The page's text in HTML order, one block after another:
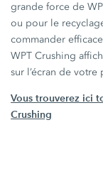
grande force de
ou pour le
commander
WPT Crushing
sur l’écran de votre
Vous trouverez ici
Crushing